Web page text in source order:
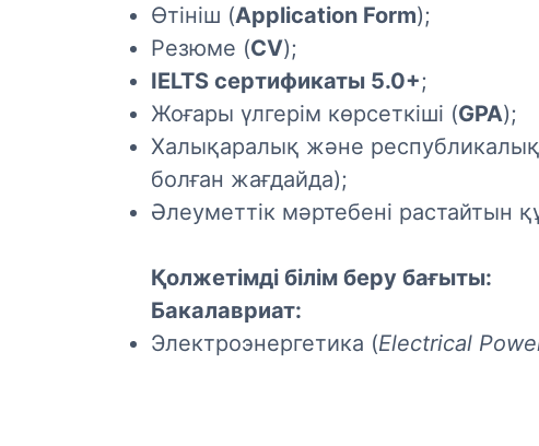
Өтініш (Application Form);
Резюме (CV);
IELTS сертификаты 5.0+;
Жоғары үлгерім көрсеткіші (GPA);
Халықаралық және
болған жағдайда);
Әлеуметтік мәртебені растайтын
Қолжетімді білім беру бағыты:
Бакалавриат:
Электроэнергетика (Electrical